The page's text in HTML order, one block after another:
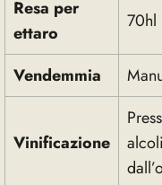
Resa per
ettaro
70hl
Vendemmia
Vinificazione